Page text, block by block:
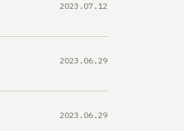
2023.07.12
2023.06.29
2023.06.29